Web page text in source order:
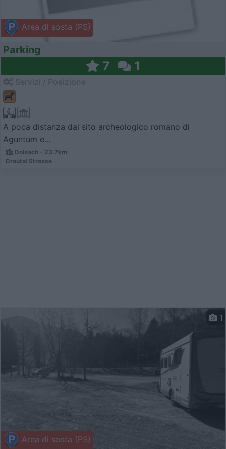
Area di sosta (PS)
Parking
7 1
A poca distanza dal sito archeologico romano di
Aguntum e...
Dolsach - 23.7km
Drautal Strasse
Area di sosta (PS)
1